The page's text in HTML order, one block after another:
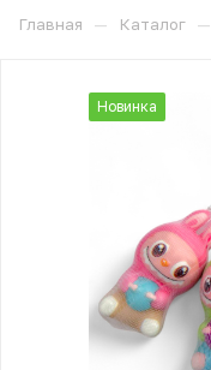
Главная — Каталог —
Новинка